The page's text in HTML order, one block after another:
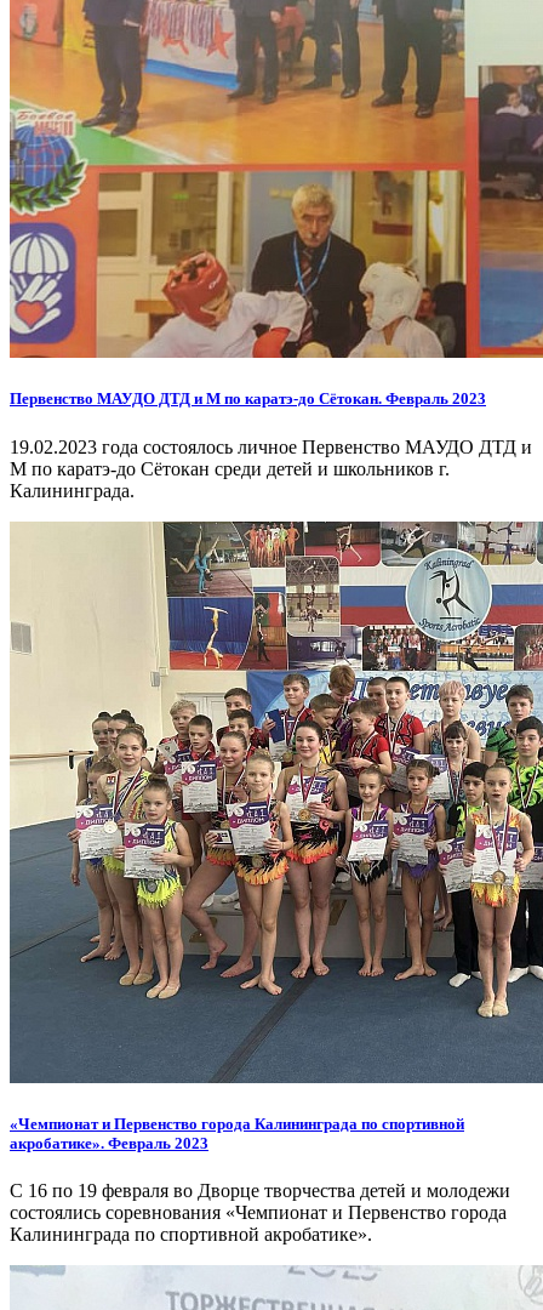
Первенство МАУДО ДТД и М по каратэ-до Сётокан. Февраль 2023
19.02.2023 года состоялось личное Первенство МАУДО ДТД и
М по каратэ-до Сётокан среди детей и школьников г.
Калининграда.
«Чемпионат и Первенство города Калининграда по спортивной
акробатике». Февраль 2023
С 16 по 19 февраля во Дворце творчества детей и молодежи
состоялись соревнования «Чемпионат и Первенство города
Калининграда по спортивной акробатике».